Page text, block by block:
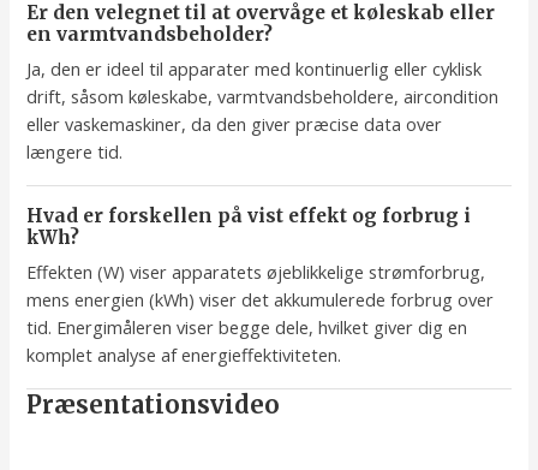
Er den velegnet til at overvåge et køleskab eller
en varmtvandsbeholder?
Ja, den er ideel til apparater med kontinuerlig eller cyklisk
drift, såsom køleskabe, varmtvandsbeholdere, aircondition
eller vaskemaskiner, da den giver præcise data over
længere tid.
Hvad er forskellen på vist effekt og forbrug i
kWh?
Effekten (W) viser apparatets øjeblikkelige strømforbrug,
mens energien (kWh) viser det akkumulerede forbrug over
tid. Energimåleren viser begge dele, hvilket giver dig en
komplet analyse af energieffektiviteten.
Præsentationsvideo